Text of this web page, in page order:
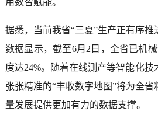
据悉，当前我省“三夏”生产正有序
数据显示，截至6月2日，全省已机
度达24%。随着在线测产等智能化
张张精准的“丰收数字地图”将为全
量发展提供更加有力的数据支撑。